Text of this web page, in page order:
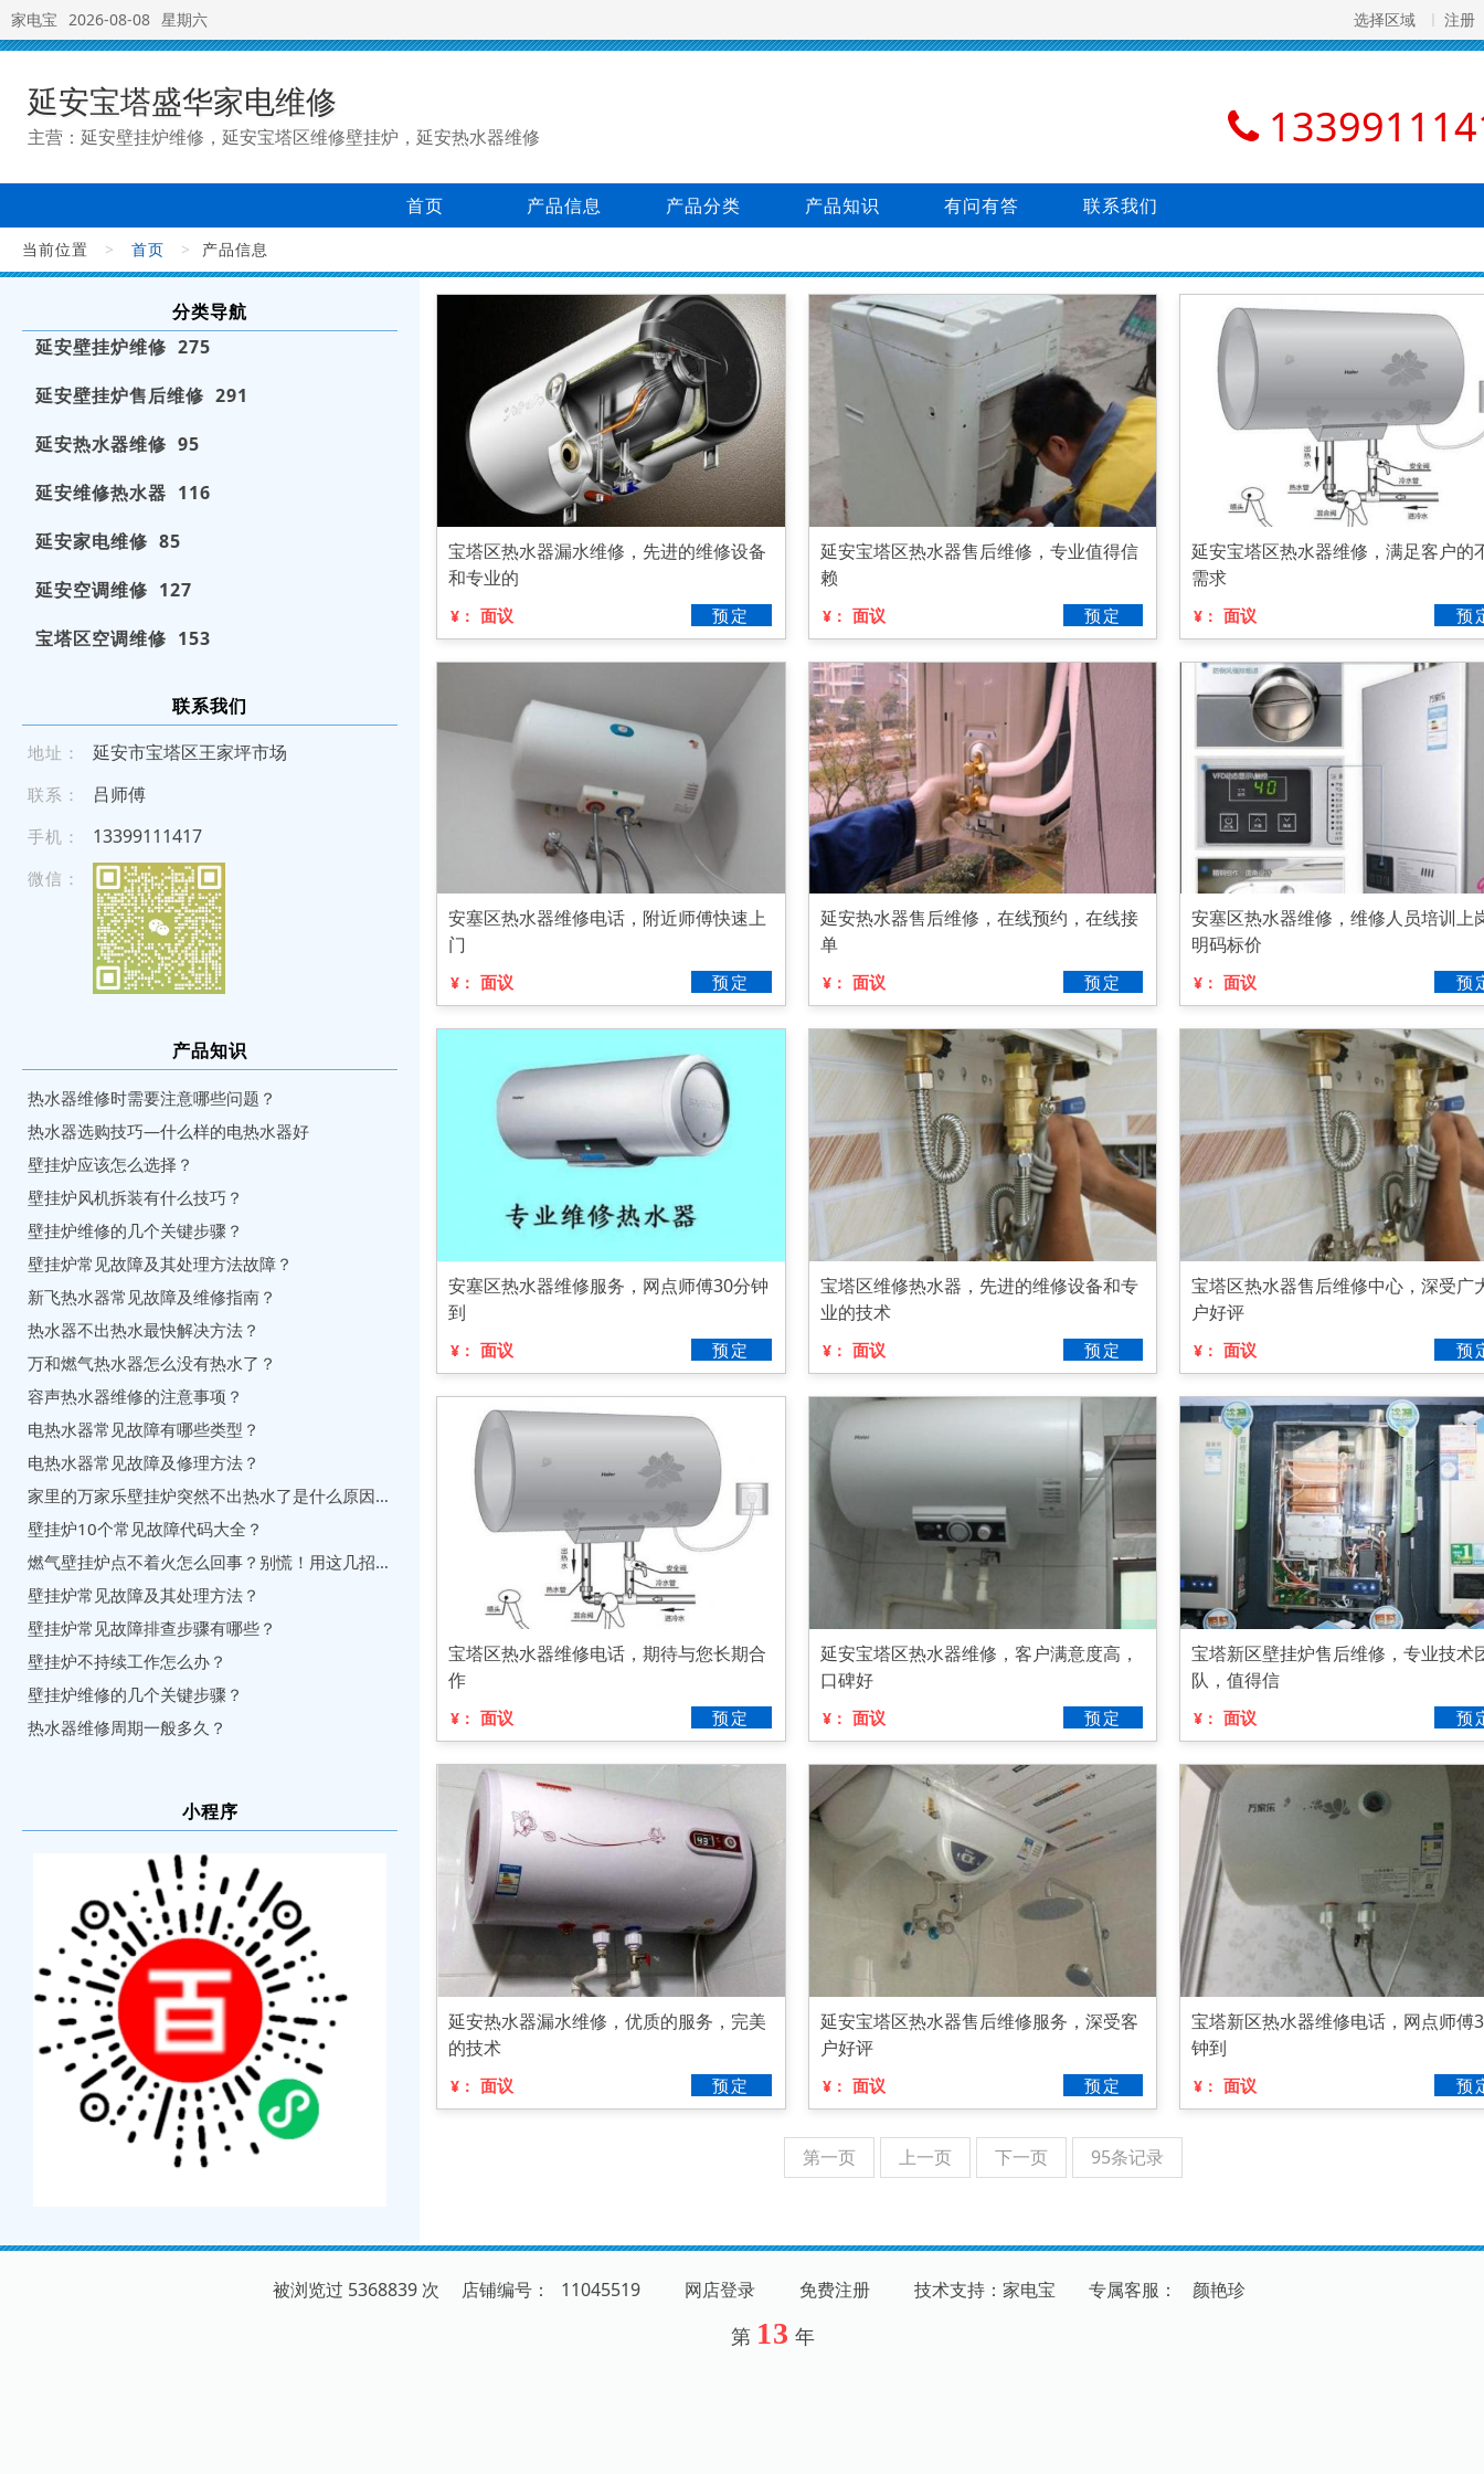
家电宝 2026-08-08 星期六 选择区域 注册
延安宝塔盛华家电维修
主营：延安壁挂炉维修，延安宝塔区维修壁挂炉，延安热水器维修
首页 产品信息 产品分类 产品知识 有问有答 联系我们
当前位置 > 首页 > 产品信息
分类导航
延安壁挂炉维修 275
延安壁挂炉售后维修 291
延安热水器维修 95
延安维修热水器 116
延安家电维修 85
延安空调维修 127
宝塔区空调维修 153
联系我们
地址： 延安市宝塔区王家坪市场
联系： 吕师傅
手机： 13 3 991 1 141 7
微信：
产品知识
热水器维修时需要注意哪些问题？
热水器选购技巧—什么样的电热水器好
壁挂炉应该怎么选择？
壁挂炉风机拆装有什么技巧？
壁挂炉维修的几个关键步骤？
壁挂炉常见故障及其处理方法故障？
新飞热水器常见故障及维修指南？
热水器不出热水最快解决方法？
万和燃气热水器怎么没有热水了？
容声热水器维修的注意事项？
电热水器常见故障有哪些类型？
电热水器常见故障及修理方法？
家里的万家乐壁挂炉突然不出热水了是什么原因？怎么维修？
壁挂炉10个常见故障代码大全？
燃气壁挂炉点不着火怎么回事？别慌！用这几招比请师傅还管用
壁挂炉常见故障及其处理方法？
壁挂炉常见故障排查步骤有哪些？
壁挂炉不持续工作怎么办？
壁挂炉维修的几个关键步骤？
热水器维修周期一般多久？
小程序
宝塔区热水器漏水维修，先进的维修设备
和专业的
¥： 面议 预定
延安宝塔区热水器售后维修，专业值得信
赖
¥： 面议 预定
延安宝塔区热水器维修，满足客户的
需求
¥： 面议 预
安塞区热水器维修电话，附近师傅快速上
门
¥： 面议 预定
延安热水器售后维修，在线预约，在线接
单
¥： 面议 预定
安塞区热水器维修，维修人员培训上
明码标价
¥： 面议 预
安塞区热水器维修服务，网点师傅30分钟
到
¥： 面议 预定
宝塔区维修热水器，先进的维修设备和专
业的技术
¥： 面议 预定
宝塔区热水器售后维修中心，深受广
户好评
¥： 面议 预
宝塔区热水器维修电话，期待与您长期合
作
¥： 面议 预定
延安宝塔区热水器维修，客户满意度高，
口碑好
¥： 面议 预定
宝塔新区壁挂炉售后维修，专业技术
队，值得信
¥： 面议 预
延安热水器漏水维修，优质的服务，完美
的技术
¥： 面议 预定
延安宝塔区热水器售后维修服务，深受客
户好评
¥： 面议 预定
宝塔新区热水器维修电话，网点师傅
钟到
¥： 面议 预
第一页 上一页 下一页 95条记录
被浏览过 5368839 次 店铺编号： 11045519 网店登录 免费注册 技术支持：家电宝 专属客服： 颜艳珍
第 13 年